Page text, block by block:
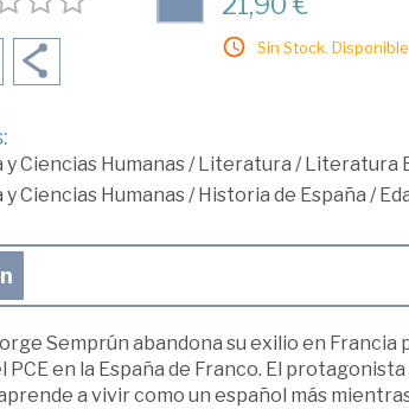
Sin Stock.
y Ciencias Humanas/ Literatura / Literatura
y Ciencias Humanas/ Historia de España /
Semprún abandona su exilio en
PCE en la España de Franco. El
a vivir como un español más